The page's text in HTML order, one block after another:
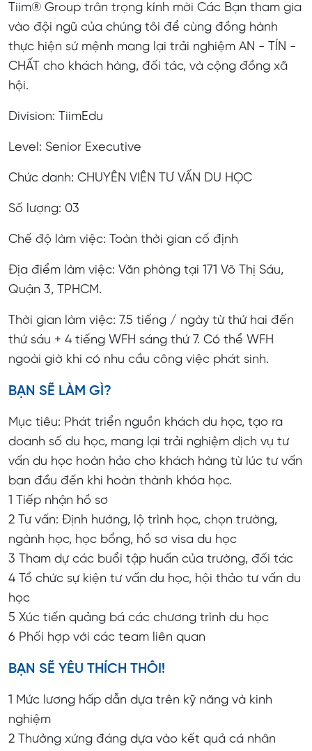
Tiim® Group trân trọng kính mời Các Bạn tham gia
vào đội ngũ của chúng tôi để cùng đồng hành
thực hiện sứ mệnh mang lại trải nghiệm AN - TÍN -
CHẤT cho khách hàng, đối tác, và cộng đồng xã
hội.
Division: TiimEdu
Level: Senior Executive
Chức danh: CHUYÊN VIÊN TƯ VẤN DU HỌC
Số lượng: 03
Chế độ làm việc: Toàn thời gian cố định
Địa điểm làm việc: Văn phòng tại 171 Võ Thị Sáu,
Quận 3, TPHCM.
Thời gian làm việc: 7.5 tiếng / ngày từ thứ hai đến
thứ sáu + 4 tiếng WFH sáng thứ 7. Có thể WFH
ngoài giờ khi có nhu cầu công việc phát sinh.
BẠN SẼ LÀM GÌ?
Mục tiêu: Phát triển nguồn khách du học, tạo ra
doanh số du học, mang lại trải nghiệm dịch vụ tư
vấn du học hoàn hảo cho khách hàng từ lúc tư vấn
ban đầu đến khi hoàn thành khóa học.
1 Tiếp nhận hồ sơ
2 Tư vấn: Định hướng, lộ trình học, chọn trường,
ngành học, học bổng, hồ sơ visa du học
3 Tham dự các buổi tập huấn của trường, đối tác
4 Tổ chức sự kiện tư vấn du học, hội thảo tư vấn du
học
5 Xúc tiến quảng bá các chương trình du học
6 Phối hợp với các team liên quan
BẠN SẼ YÊU THÍCH THÔI!
1 Mức lương hấp dẫn dựa trên kỹ năng và kinh
nghiệm
2 Thưởng xứng đáng dựa vào kết quả cá nhân